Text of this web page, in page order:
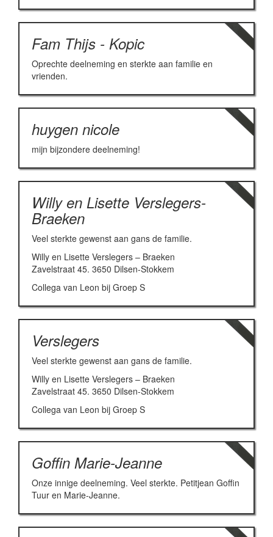
Fam Thijs - Kopic
Oprechte deelneming en sterkte aan familie en
vrienden.
huygen nicole
mijn bijzondere deelneming!
Willy en Lisette Verslegers-
Braeken
Veel sterkte gewenst aan gans de familie.
Willy en Lisette Verslegers – Braeken
Zavelstraat 45. 3650 Dilsen-Stokkem
Collega van Leon bij Groep S
Verslegers
Veel sterkte gewenst aan gans de familie.
Willy en Lisette Verslegers – Braeken
Zavelstraat 45. 3650 Dilsen-Stokkem
Collega van Leon bij Groep S
Goffin Marie-Jeanne
Onze innige deelneming. Veel sterkte. Petitjean Goffin
Tuur en Marie-Jeanne.